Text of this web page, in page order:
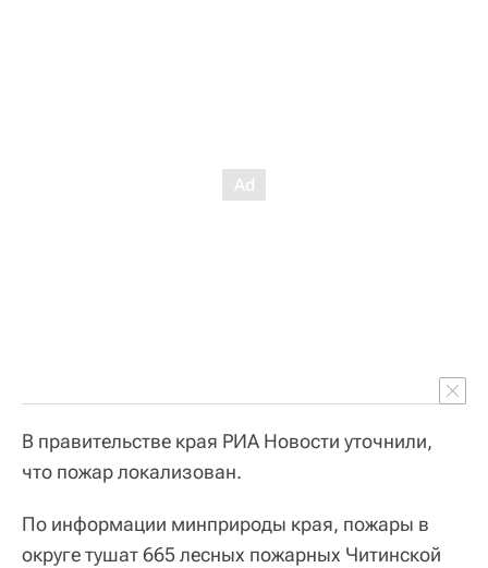
В правительстве края РИА Новости уточнили,
что пожар локализован.
По информации минприроды края, пожары в
округе тушат 665 лесных пожарных Читинской